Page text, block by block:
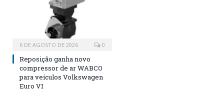
6 DE AGOSTO DE 2026 0
Reposição ganha novo
compressor de ar WABCO
para veículos Volkswagen
Euro VI